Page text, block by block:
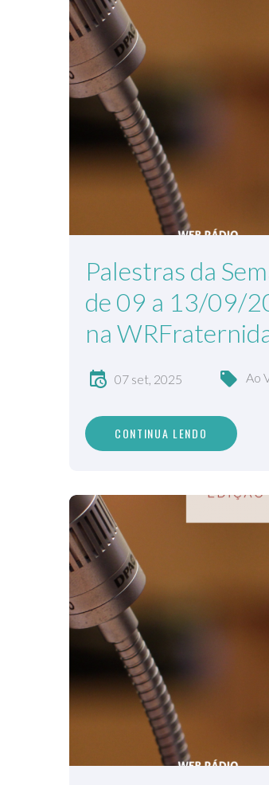
Palestras da
de 09 a 13/09/
na
07 set, 2025 Ao
CONTINUA LENDO